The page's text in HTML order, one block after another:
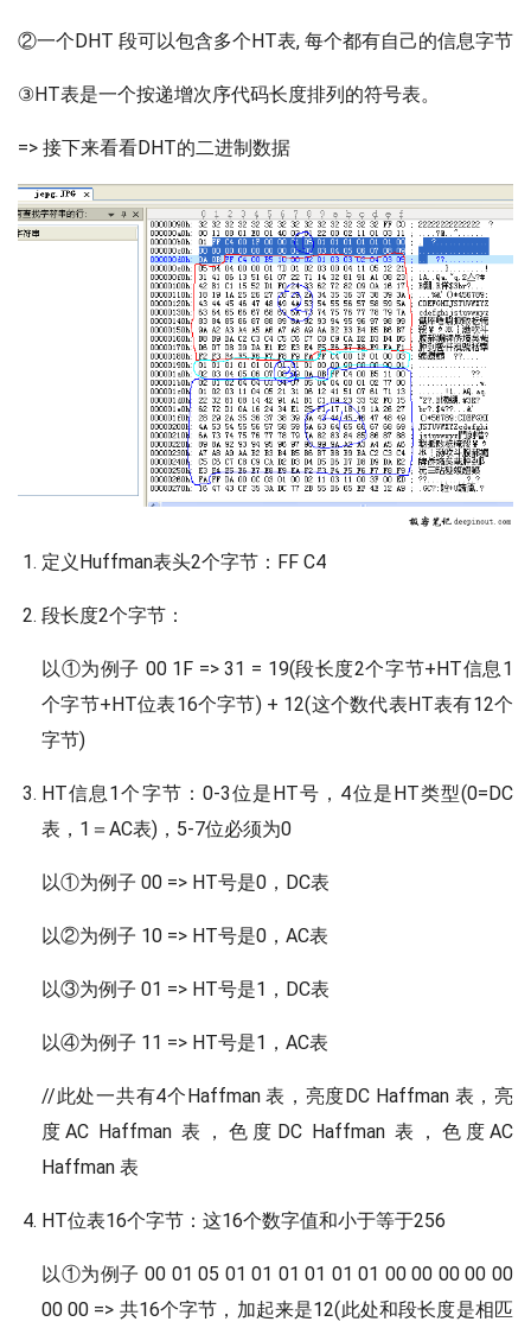
②一个DHT 段可以包含多个HT表, 每个都有自己的信息字节
③HT表是一个按递增次序代码长度排列的符号表。
=> 接下来看看DHT的二进制数据
定义Huffman表头2个字节：FF C4
段长度2个字节：
以①为例子 00 1F => 31 = 19(段长度2个字节+HT信息1
个字节+HT位表16个字节) + 12(这个数代表HT表有12个
字节)
HT信息1个字节：0-3位是HT号，4位是HT类型(0=DC
表，1＝AC表)，5-7位必须为0
以①为例子 00 => HT号是0，DC表
以②为例子 10 => HT号是0，AC表
以③为例子 01 => HT号是1，DC表
以④为例子 11 => HT号是1，AC表
//此处一共有4个Haffman 表，亮度DC Haffman 表，亮
度AC Haffman 表，色度DC Haffman 表，色度AC
Haffman 表
HT位表16个字节：这16个数字值和小于等于256
以①为例子 00 01 05 01 01 01 01 01 01 00 00 00 00 00
00 00 => 共16个字节，加起来是12(此处和段长度是相匹